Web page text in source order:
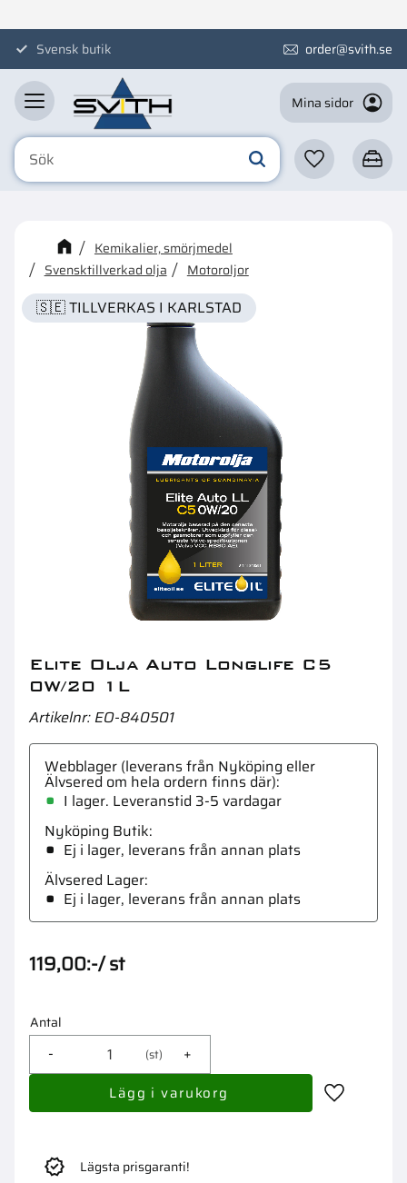
MenySvensk butik order@svith.se
Mina sidor
Favoriter
Kanske någon av dessa
produkter kan intressera dig?
Elite Olja Outboard 2-taktsolja 1L
Kemikalier, smörjmedel
Svensktillverkad olja
Motoroljor
🇸🇪 TILLVERKAS I KARLSTAD
Elite Olja Auto Longlife C5
0W/20 1L
Artikelnr EO-840501
119,00:-/st
Antal
st +
-
Lägg till i
Lägsta prisgaranti!
Webblager (leverans från Nyköping eller
Älvsered om hela ordern finns där)
I lager. Leveranstid 3-5 vardagar
Nyköping Butik
Ej i lager, leverans från annan plats
Älvsered Lager
Ej i lager, leverans från annan plats